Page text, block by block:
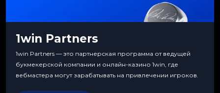
1win Partners
1win Partners — это партнерская программа от ведущей
букмекерской компании и онлайн-казино 1win, где
вебмастера могут зарабатывать на привлечении игроков.